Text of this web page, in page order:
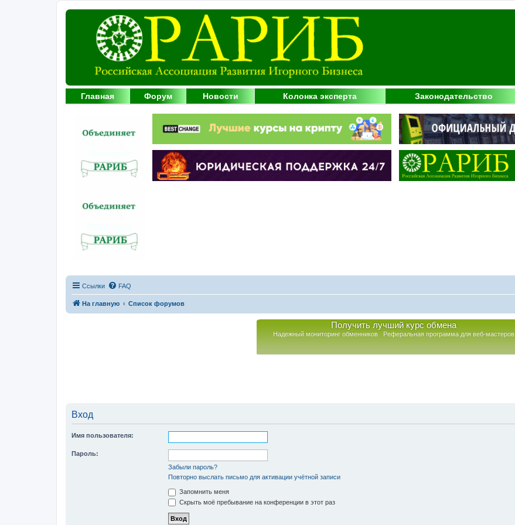
Главная Форум Новости Колонка эксперта Законодательство
Ссылки FAQ
На главную Список форумов
Получить лучший курс обмена
Надежный мониторинг обменников Реферальная программа для веб-мастеров
Вход
Имя пользователя:
Пароль:
Забыли пароль?
Повторно выслать письмо для активации учётной записи
Запомнить меня
Скрыть моё пребывание на конференции в этот раз